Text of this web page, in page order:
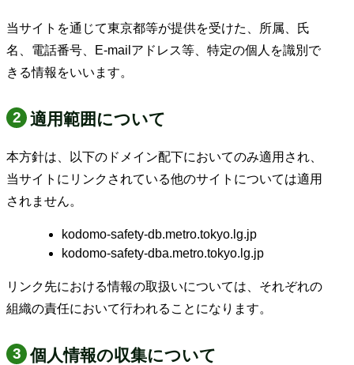
当サイトを通じて東京都等が提供を受けた、所属、氏
名、電話番号、E-mailアドレス等、特定の個人を識別で
きる情報をいいます。
適用範囲について
本方針は、以下のドメイン配下においてのみ適用され、
当サイトにリンクされている他のサイトについては適用
されません。
kodomo-safety-db.metro.tokyo.lg.jp
kodomo-safety-dba.metro.tokyo.lg.jp
リンク先における情報の取扱いについては、それぞれの
組織の責任において行われることになります。
個人情報の収集について